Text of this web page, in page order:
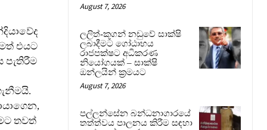
එයට
තවත්
August 7, 2026
ලලිත්-කූගන් නඩුවේ සාක්ෂි
ලබාදීමට ගෝඨාභය
රාජපක්ෂට අධිකරණ
නියෝගයක් – සාක්ෂි
ඔන්ලයින් ක්‍රමයට
August 7, 2026
පල්ලන්සේන බන්ධනාගාරයේ
තත්ත්වය පාලනය කිරීම සඳහා